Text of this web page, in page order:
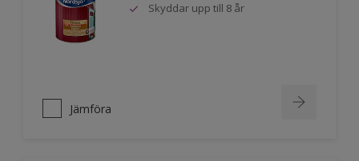
Skyddar upp till 8 år
Jämföra